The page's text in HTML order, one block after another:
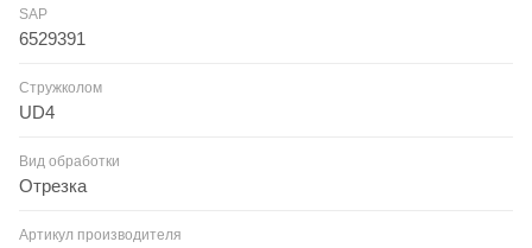
SAP
6529391
Стружколом
UD4
Вид обработки
Отрезка
Артикул производителя